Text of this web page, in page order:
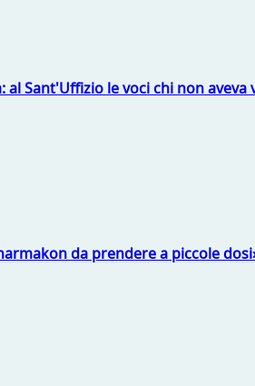
al Sant'Uffizio le voci chi non aveva
da prendere a piccole